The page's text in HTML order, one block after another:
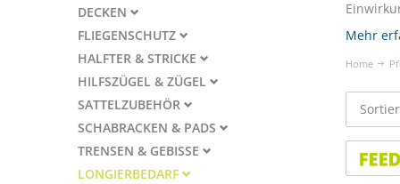
Mehr
Home
DECKEN
FLIEGENSCHUTZ
HALFTER & STRICKE
HILFSZÜGEL & ZÜGEL
SATTELZUBEHÖR
SCHABRACKEN & PADS
TRENSEN & GEBISSE
LONGIERBEDARF